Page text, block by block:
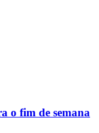
o fim de semana